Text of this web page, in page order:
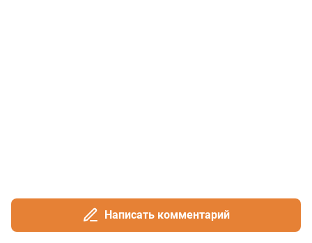
Написать комментарий